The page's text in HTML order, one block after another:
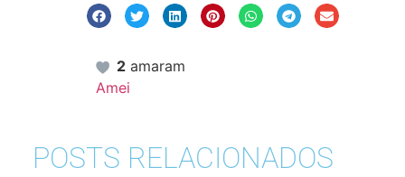
2 amaram
Amei
POSTS RELACIONADOS